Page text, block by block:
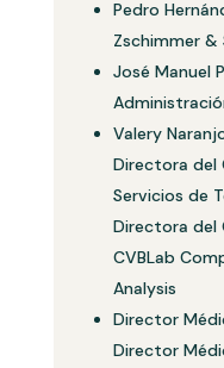
Pedro
Zschimmer &
José Manuel
Valery
Directora del
Servicios de
Directora del
CVBLab
Analysis
Director
Director